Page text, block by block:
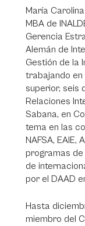
María
MBA de
Gerencia
Alemán de
Gestión de la
trabajando en
superior, seis
Relaciones
Sabana, en
tema en las
NAFSA, EAIE,
programas
de
por el DAAD
Hasta
miembro del